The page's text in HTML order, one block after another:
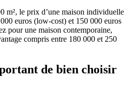
m², le prix d’une maison individuelle
euros (low-cost) et 150 000 euros
pour une maison contemporaine,
compris entre 180 000 et 250
de bien choisir